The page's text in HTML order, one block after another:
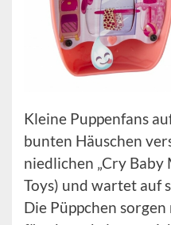
Kleine Puppenfans
bunten Häuschen
niedlichen „Cry Baby
Toys) und wartet auf
Die Püppchen